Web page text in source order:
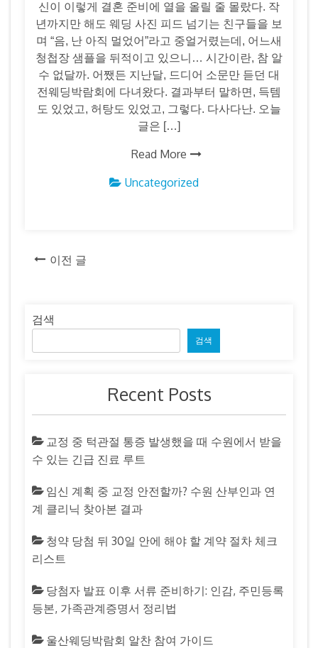
신이 이렇게 결혼 준비에 열을 올릴 줄 몰랐다. 작
년까지만 해도 웨딩 사진 피드 넘기는 친구들을 보
며 “음, 난 아직 멀었어”라고 중얼거렸는데, 어느새
청첩장 샘플을 뒤적이고 있으니… 시간이란, 참 알
수 없달까. 어쨌든 지난달, 드디어 소문만 듣던 대
전웨딩박람회에 다녀왔다. 결과부터 말하면, 득템
도 있었고, 허탕도 있었고, 그렇다. 다사다난. 오늘
글은 […]
Read More
Uncategorized
글
색
이전 글
검색
검색
Recent Posts
교정 중 턱관절 통증 발생했을 때 수원에서 받을
수 있는 긴급 진료 루트
임신 계획 중 교정 안전할까? 수원 산부인과 연
계 클리닉 찾아본 결과
청약 당첨 뒤 30일 안에 해야 할 계약 절차 체크
리스트
당첨자 발표 이후 서류 준비하기: 인감, 주민등록
등본, 가족관계증명서 정리법
울산웨딩박람회 알찬 참여 가이드